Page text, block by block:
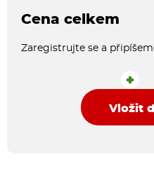
Cena celkem
Zaregistrujte se a
+
Vložit